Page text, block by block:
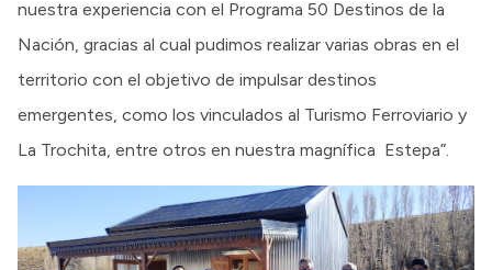
nuestra experiencia con el Programa 50 Destinos de la
Nación, gracias al cual pudimos realizar varias obras en el
territorio con el objetivo de impulsar destinos
emergentes, como los vinculados al Turismo Ferroviario y
La Trochita, entre otros en nuestra magnífica Estepa”.